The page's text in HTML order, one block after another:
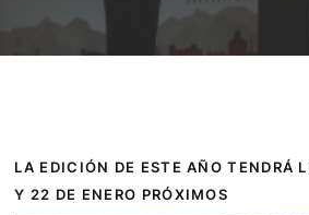
LA EDICIÓN DE ESTE AÑO TENDRÁ
Y 22 DE ENERO PRÓXIMOS